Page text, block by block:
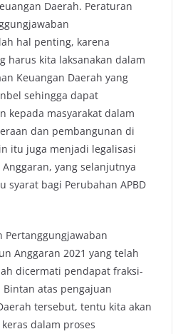
Daerah. Peraturan
hal penting, karena
harus kita laksanakan dalam
Keuangan Daerah yang
sehingga dapat
kepada masyarakat dalam
dan pembangunan di
itu juga menjadi legalisasi
yang selanjutnya
syarat bagi Perubahan APBD
Pertanggungjawaban
Anggaran 2021 yang telah
dicermati pendapat fraksi-
Bintan atas pengajuan
tersebut, tentu kita akan
dalam proses